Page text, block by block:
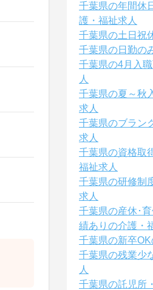
千葉県の年間休
護・福祉求人
千葉県の土日祝
千葉県の日勤の
千葉県の4月入
人
千葉県の夏～秋
求人
千葉県のブラン
求人
千葉県の資格取
福祉求人
千葉県の研修制
求人
千葉県の産休･
績ありの介護・
千葉県の新卒
千葉県の残業少
人
千葉県の託児所